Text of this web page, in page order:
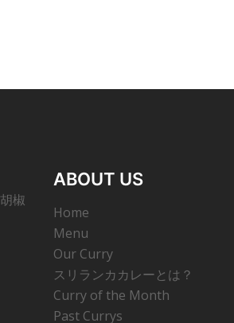
椒
ABOUT US
Home
Menu
Our Curry
スリランカカレーとは？
Curry of the Month
Past Currys